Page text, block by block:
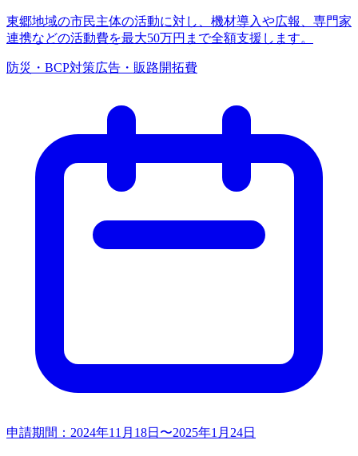
東郷地域の市民主体の活動に対し、機材導入や広報、専門家
連携などの活動費を最大50万円まで全額支援します。
防災・BCP対策広告・販路開拓費
申請期間： 2024年11月18日〜2025年1月24日